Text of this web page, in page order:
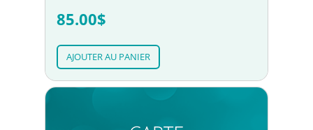
85.00$
AJOUTER AU PANIER